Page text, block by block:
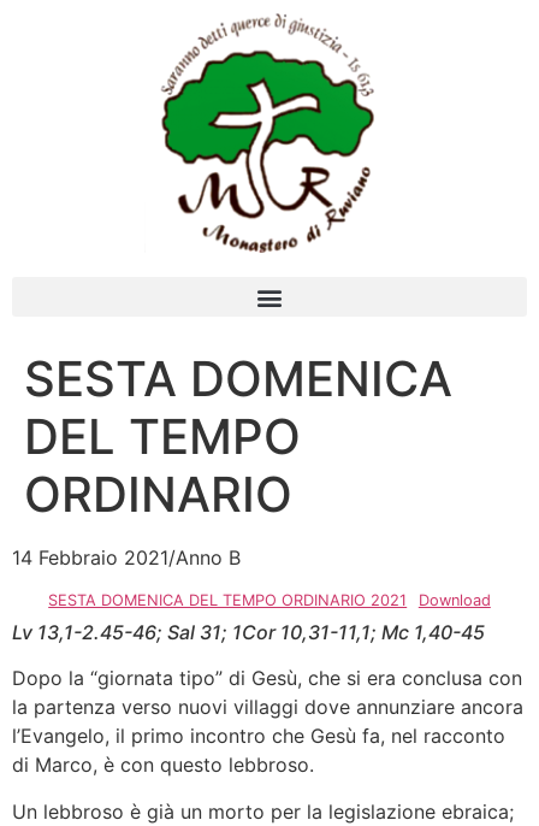
SESTA DOMENICA
DEL TEMPO
ORDINARIO
14 Febbraio 2021/Anno B
SESTA DOMENICA DEL TEMPO ORDINARIO 2021 Download
Lv 13,1-2.45-46; Sal 31; 1Cor 10,31-11,1; Mc 1,40-45
Dopo la “giornata tipo” di Gesù, che si era conclusa con
la partenza verso nuovi villaggi dove annunziare ancora
l’Evangelo, il primo incontro che Gesù fa, nel racconto
di Marco, è con questo lebbroso.
Un lebbroso è già un morto per la legislazione ebraica;